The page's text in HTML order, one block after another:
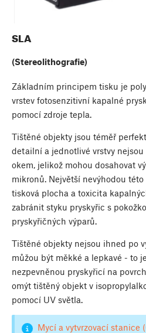
SLA
(Stereolithografie)
Základním principem tisku je
vrstev fotosenzitivní kapalné
pomocí zdroje tepla.
Tištěné objekty jsou téměř
detailní a jednotlivé vrstvy
okem, jelikož mohou dosahovat
mikronů. Největší nevýhodou
tisková plocha a toxicita
zabránit styku pryskyřic s
pryskyřičných výparů.
Tištěné objekty nejsou ihned po
můžou být měkké a lepkavé - to
nezpevněnou pryskyřicí na
omýt tištěný objekt v
pomocí UV světla.
Mycí a vytvrzovací stanice